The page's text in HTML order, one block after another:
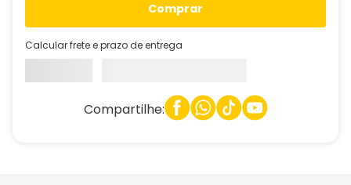
comprar
Calcular frete e prazo de entrega
Compartilhe: